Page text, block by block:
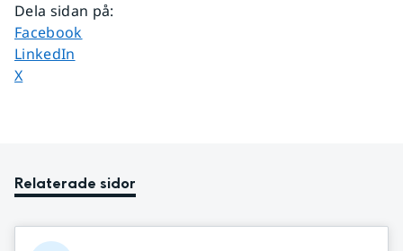
Dela sidan på:
Dela sidan på
Facebook
Dela sidan på
LinkedIn
Dela sidan på
X
Relaterade sidor